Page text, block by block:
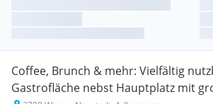
Coffee, Brunch & mehr: Vielfältig
Gastrofläche nebst Hauptplatz mit